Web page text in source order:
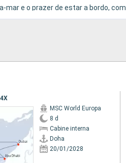
mar e o prazer de estar a bordo, com
e envolvente.
MSC World Europa
8 d
Cabine interna
Doha
20/01/2028